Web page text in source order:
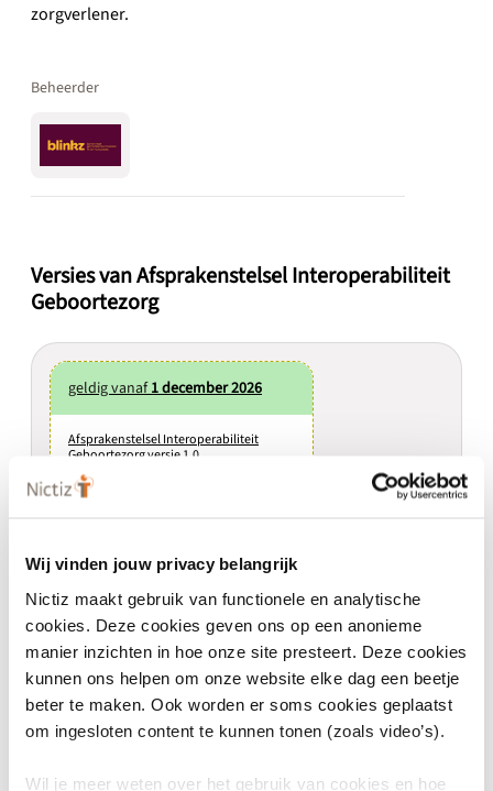
Wij vinden jouw privacy belangrijk
Nictiz maakt gebruik van functionele en analytische
cookies. Deze cookies geven ons op een anonieme
manier inzichten in hoe onze site presteert. Deze cookies
kunnen ons helpen om onze website elke dag een beetje
beter te maken. Ook worden er soms cookies geplaatst
om ingesloten content te kunnen tonen (zoals video’s).
Wil je meer weten over het gebruik van cookies en hoe
zorgverlener.
Beheerder
Versies van Afsprakenstelsel Interoperabiliteit
Geboortezorg
geldig vanaf 1 december 2026
Afsprakenstelsel Interoperabiliteit
Geboortezorg versie 1.0
1.0
Eigenschappen